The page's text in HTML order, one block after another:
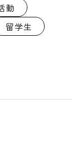
動
留学生